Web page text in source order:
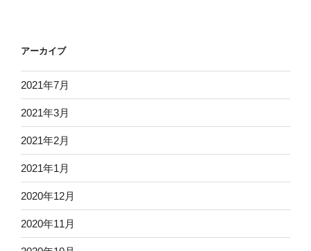
アーカイブ
2021年7月
2021年3月
2021年2月
2021年1月
2020年12月
2020年11月